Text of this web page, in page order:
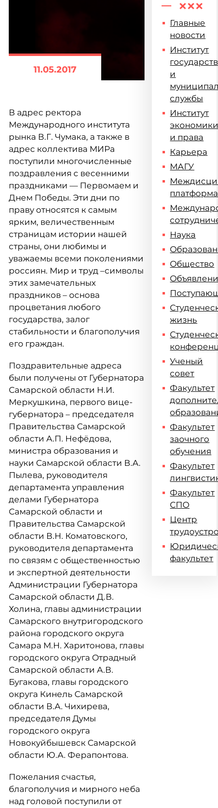
11.05.2017
В адрес ректора
Международного института
рынка В.Г. Чумака, а также в
адрес коллектива МИРа
поступили многочисленные
поздравления с весенними
праздниками — Первомаем и
Днем Победы. Эти дни по
праву относятся к самым
ярким, величественным
страницам истории нашей
страны, они любимы и
уважаемы всеми поколениями
россиян. Мир и труд –символы
этих замечательных
праздников – основа
процветания любого
государства, залог
стабильности и благополучия
его граждан.
Поздравительные адреса
были получены от Губернатора
Самарской области Н.И.
Меркушкина, первого вице-
губернатора – председателя
Правительства Самарской
области А.П. Нефёдова,
министра образования и
науки Самарской области В.А.
Пылева, руководителя
департамента управления
делами Губернатора
Самарской области и
Правительства Самарской
области В.Н. Коматовского,
руководителя департамента
по связям с общественностью
и экспертной деятельности
Администрации Губернатора
Самарской области Д.В.
Холина, главы администрации
Самарского внутригородского
района городского округа
Самара М.Н. Харитонова, главы
городского округа Отрадный
Самарской области А.В.
Бугакова, главы городского
округа Кинель Самарской
области В.А. Чихирева,
председателя Думы
городского округа
Новокуйбышевск Самарской
области Ю.А. Ферапонтова.
Пожелания счастья,
благополучия и мирного неба
над головой поступили от
Главные
новости
Институт
и
службы
Институт
и права
Карьера
МАГУ
платформа
Наука
Общество
жизнь
Ученый
совет
Факультет
Факультет
заочного
обучения
Факультет
Факультет
СПО
Центр
факультет